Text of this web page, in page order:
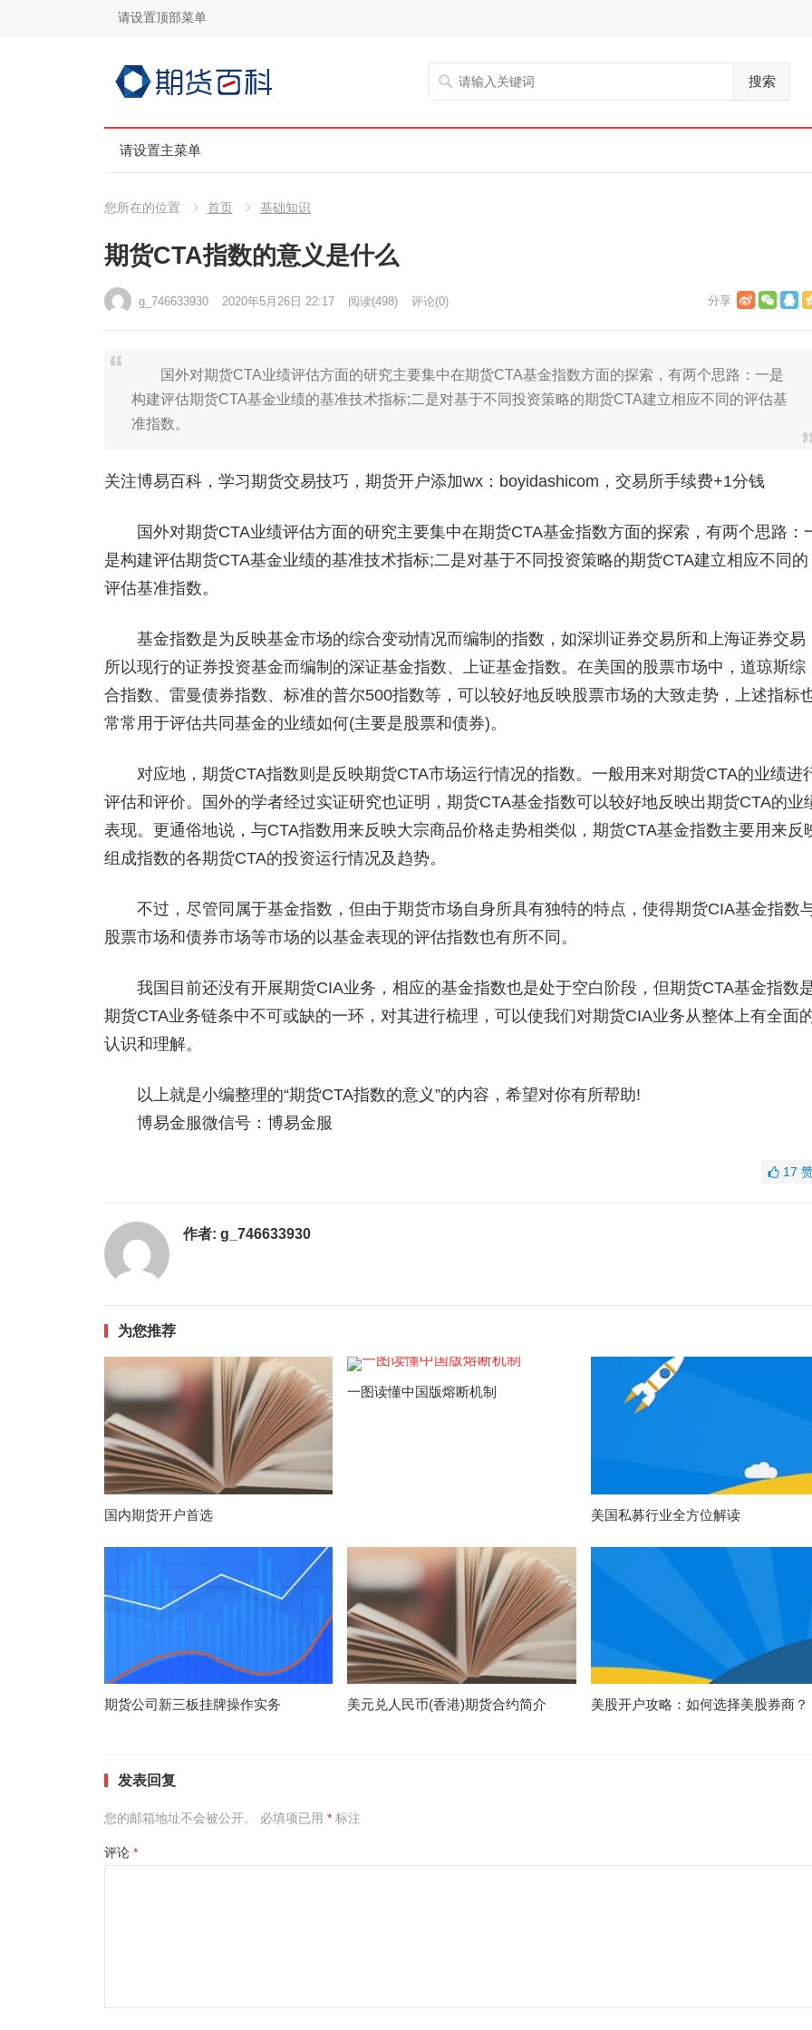
请设置顶部菜单
搜索
请设置主菜单
您所在的位置 首页 基础知识
期货CTA指数的意义是什么
g_746633930 2020年5月26日 22:17 阅读(498) 评论(0)
国外对期货CTA业绩评估方面的研究主要集中在期货CTA基金指数方面的探索，有两个思路：一是
构建评估期货CTA基金业绩的基准技术指标;二是对基于不同投资策略的期货CTA建立相应不同的评估基
准指数。
关注博易百科，学习期货交易技巧，期货开户添加wx：boyidashicom，交易所手续费+1分钱
国外对期货CTA业绩评估方面的研究主要集中在期货CTA基金指数方面的探索，有两个思路：
是构建评估期货CTA基金业绩的基准技术指标;二是对基于不同投资策略的期货CTA建立相应不同的
评估基准指数。
基金指数是为反映基金市场的综合变动情况而编制的指数，如深圳证券交易所和上海证券交易
所以现行的证券投资基金而编制的深证基金指数、上证基金指数。在美国的股票市场中，道琼斯综
合指数、雷曼债券指数、标准的普尔500指数等，可以较好地反映股票市场的大致走势，上述指标
常常用于评估共同基金的业绩如何(主要是股票和债券)。
对应地，期货CTA指数则是反映期货CTA市场运行情况的指数。一般用来对期货CTA的业绩进
评估和评价。国外的学者经过实证研究也证明，期货CTA基金指数可以较好地反映出期货CTA的业
表现。更通俗地说，与CTA指数用来反映大宗商品价格走势相类似，期货CTA基金指数主要用来反
组成指数的各期货CTA的投资运行情况及趋势。
不过，尽管同属于基金指数，但由于期货市场自身所具有独特的特点，使得期货CIA基金指数
股票市场和债券市场等市场的以基金表现的评估指数也有所不同。
我国目前还没有开展期货CIA业务，相应的基金指数也是处于空白阶段，但期货CTA基金指数
期货CTA业务链条中不可或缺的一环，对其进行梳理，可以使我们对期货CIA业务从整体上有全面
认识和理解。
以上就是小编整理的“期货CTA指数的意义”的内容，希望对你有所帮助!
博易金服微信号：博易金服
17
作者: g_746633930
为您推荐
国内期货开户首选
一图读懂中国版熔断机制
美国私募行业全方位解读
期货公司新三板挂牌操作实务 美元兑人民币(香港)期货合约简介 美股开户攻略：如何选择美股券商？
发表回复
您的邮箱地址不会被公开。 必填项已用 *标注
评论 *